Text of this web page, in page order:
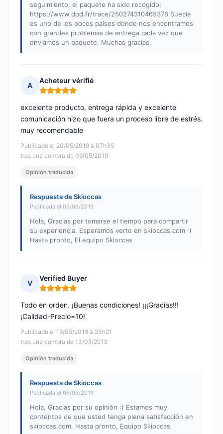
seguimiento, el paquete ha sido recogido:
https://www.dpd.fr/trace/250274310465376 Suecia
es uno de los pocos países donde nos encontramos
con grandes problemas de entrega cada vez que
enviamos un paquete. Muchas gracias.
A
Acheteur vérifié
Nota: 5 de 5
Publicado el 20/05/2019 à 07h35
tras una compra de 09/05/2019
excelente producto, entrega rápida y excelente
comunicación hizo que fuera un proceso libre de estrés.
muy recomendable
Opinión traducida
Respuesta de Skioccas
Publicada el 06/06/2019
Hola, Gracias por tomarse el tiempo para compartir
su experiencia. Esperamos verte en skioccas.com :)
Hasta pronto, El equipo Skioccas
V
Verified Buyer
Nota: 5 de 5
Publicado el 19/05/2019 à 23h21
tras una compra de 13/05/2019
Todo en orden. ¡Buenas condiciones! ¡¡¡Gracias!!!
¡Calidad-Precio=10!
Opinión traducida
Respuesta de Skioccas
Publicada el 06/06/2019
Hola, Gracias por su opinión :) Estamos muy
contentos de que usted tenga plena satisfacción en
skioccas.com. Hasta pronto, Equipo Skioccas